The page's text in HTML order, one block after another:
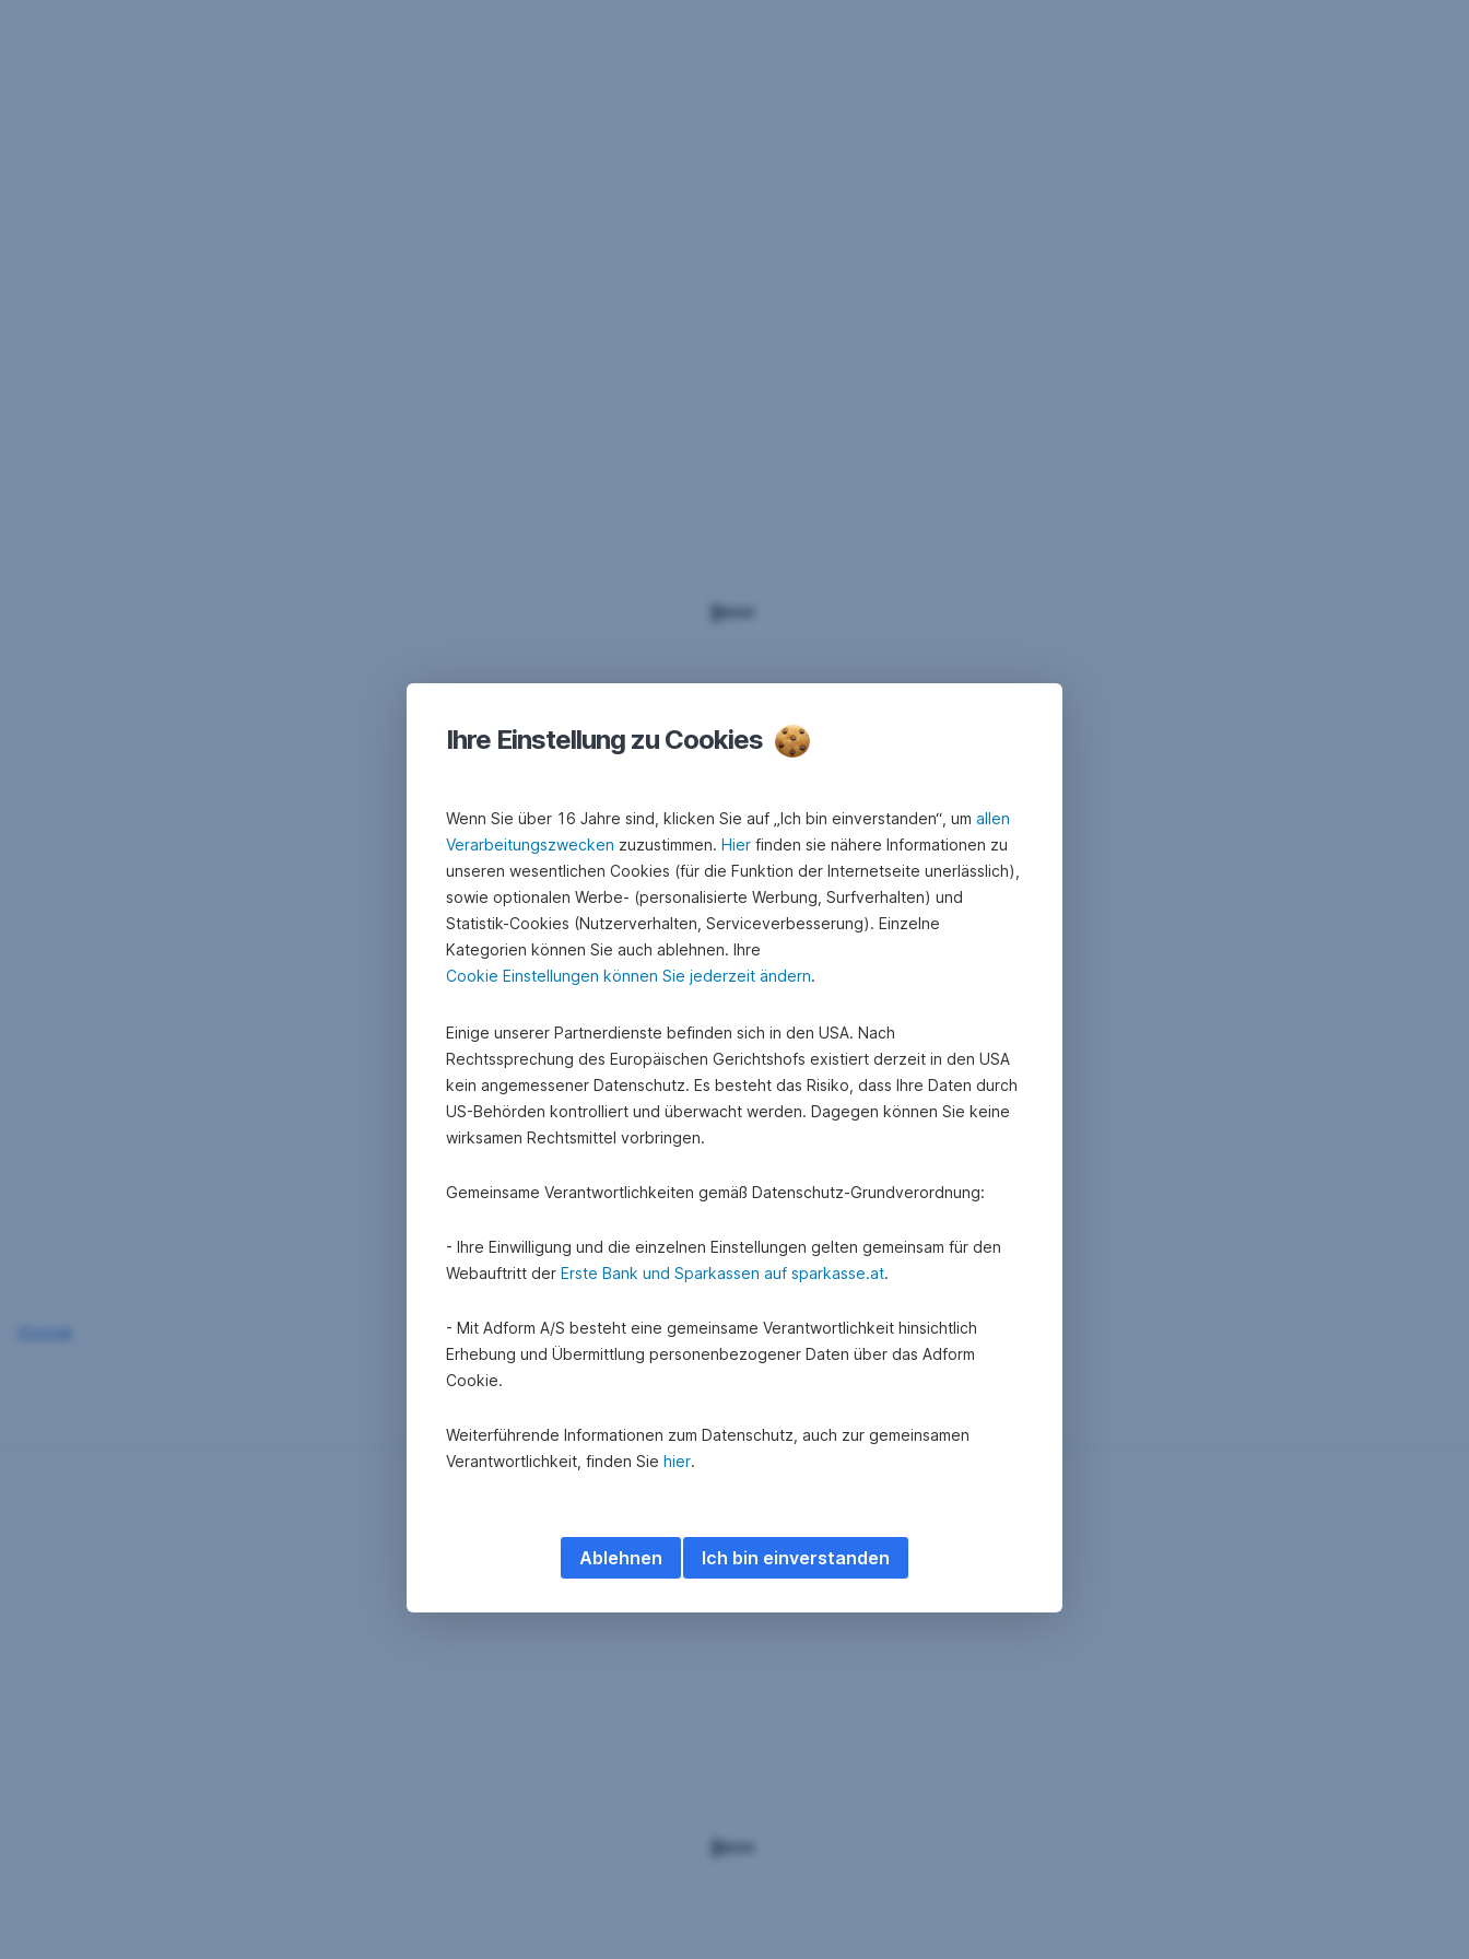
Ihre Einstellung zu Cookies
Wenn Sie über 16 Jahre sind, klicken Sie auf „Ich bin einverstanden“, um allen
Verarbeitungszwecken zuzustimmen. Hier finden sie nähere Informationen zu
unseren wesentlichen Cookies (für die Funktion der Internetseite unerlässlich),
sowie optionalen Werbe- (personalisierte Werbung, Surfverhalten) und
Statistik-Cookies (Nutzerverhalten, Serviceverbesserung). Einzelne
Kategorien können Sie auch ablehnen. Ihre
Cookie Einstellungen können Sie jederzeit ändern.
Einige unserer Partnerdienste befinden sich in den USA. Nach
Rechtssprechung des Europäischen Gerichtshofs existiert derzeit in den USA
kein angemessener Datenschutz. Es besteht das Risiko, dass Ihre Daten durch
US-Behörden kontrolliert und überwacht werden. Dagegen können Sie keine
wirksamen Rechtsmittel vorbringen.
Gemeinsame Verantwortlichkeiten gemäß Datenschutz-Grundverordnung:
- Ihre Einwilligung und die einzelnen Einstellungen gelten gemeinsam für den
Webauftritt der Erste Bank und Sparkassen auf sparkasse.at.
- Mit Adform A/S besteht eine gemeinsame Verantwortlichkeit hinsichtlich
Erhebung und Übermittlung personenbezogener Daten über das Adform
Cookie.
Weiterführende Informationen zum Datenschutz, auch zur gemeinsamen
Verantwortlichkeit, finden Sie hier.
Ich bin einverstanden
Ablehnen